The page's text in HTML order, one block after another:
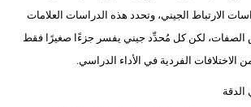
الارتباط الجيني، وتحدد هذه الدراسات العلامات
الصفات، لكن كل مُحدِّد جيني يفسر جزءًا صغيرًا فقط
الدقة